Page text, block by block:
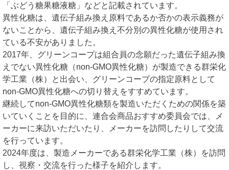
「ぶどう糖果糖液糖」などと記載されています。
異性化糖は、遺伝子組み換え原料であるか否かの表示義務が
ないことから、遺伝子組み換え不分別の異性化糖が使用され
ている不安がありました。
2017年、グリーンコープは組合員の念願だった遺伝子組み換
えでない異性化糖（non-GMO異性化糖）が製造できる群栄化
学工業（株）と出会い、グリーンコープの指定原料として
non-GMO異性化糖への切り替えをすすめています。
継続してnon-GMO異性化糖類を製造いただくための関係を築
いていくことを目的に、連合会商品おすすめ委員会では、メ
ーカーに来訪いただいたり、メーカーを訪問したりして交流
を行っています。
2024年度は、製造メーカーである群栄化学工業（株）を訪問
し、視察・交流を行った様子を紹介します。